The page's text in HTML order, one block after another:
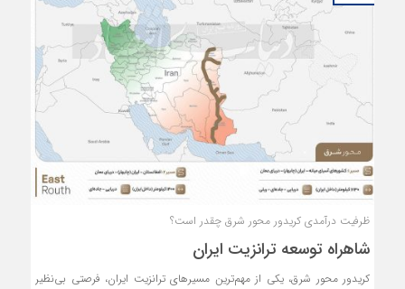
ظرفیت درآمدی کریدور محور شرق چقدر است؟
شاهراه توسعه ترانزیت ایران
کریدور محور شرق، یکی از مهم‌ترین مسیرهای ترانزیت ایران، فرصتی بی‌‌‌‌‌‌نظیر